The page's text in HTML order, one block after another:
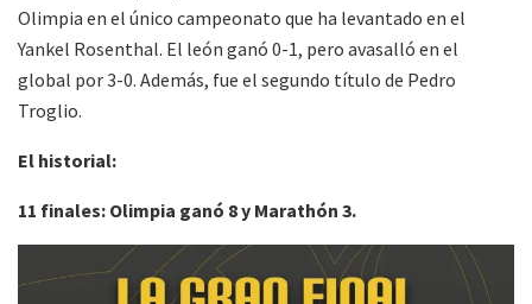
Olimpia en el único campeonato que ha levantado en el
Yankel Rosenthal. El león ganó 0-1, pero avasalló en el
global por 3-0. Además, fue el segundo título de Pedro
Troglio.
El historial:
11 finales: Olimpia ganó 8 y Marathón 3.